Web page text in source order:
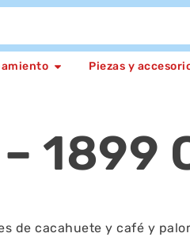
Piezas y
1899
de cacahuete y café y